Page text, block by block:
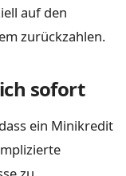
auf den
zurückzahlen.
sofort
ein Minikredit